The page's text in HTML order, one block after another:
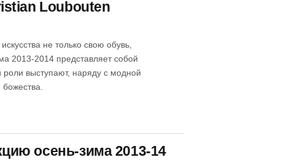
Loubouten
не только свою обувь,
2013-2014 представляет собой
роли выступают, наряду с модной
осень-зима 2013-14